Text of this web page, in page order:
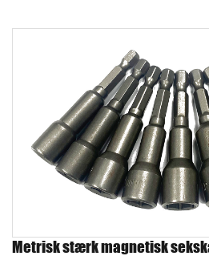
Metrisk stærk magnetisk